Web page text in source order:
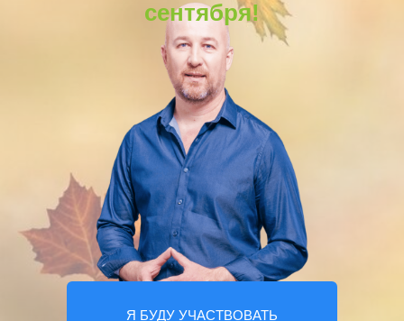
сентября!
Я БУДУ УЧАСТВОВАТЬ